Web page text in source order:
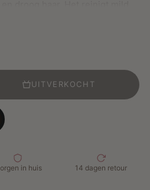
onzuiverheden zonder de
veerkrachtige krullen.
droog haar, inclusief
dankzij natuurlijke
en vrij van sulfaten,
UITVERKOCHT
in huis 14 dagen retour